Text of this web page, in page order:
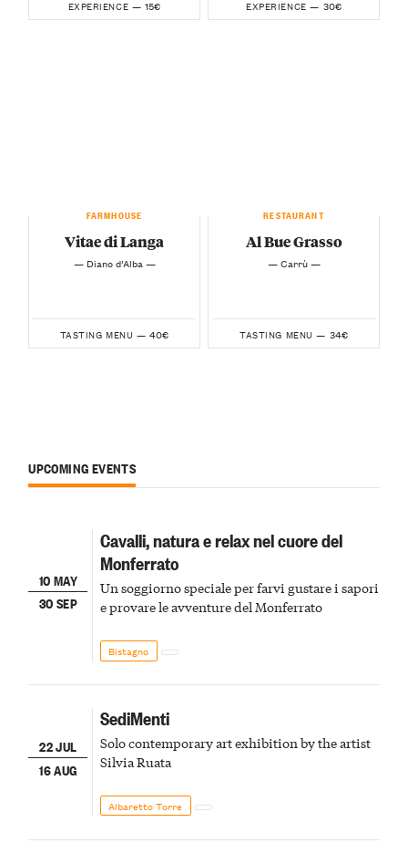
EXPERIENCE — 15€ EXPERIENCE — 30€
FARMHOUSE
Vitae di Langa
— Diano d’Alba —
TASTING MENU — 40€
RESTAURANT
Al Bue Grasso
— Carrù —
TASTING MENU — 34€
UPCOMING EVENTS
10 MAY
30 SEP
Cavalli, natura e relax nel cuore del
Monferrato
Un soggiorno speciale per farvi gustare i sapori
e provare le avventure del Monferrato
Bistagno
22 JUL
16 AUG
SediMenti
Solo contemporary art exhibition by the artist
Silvia Ruata
Albaretto Torre